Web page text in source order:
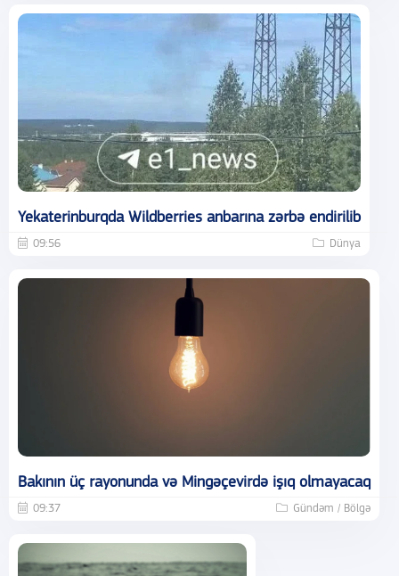
Yekaterinburqda Wildberries anbarına zərbə endirilib
09:56 Dünya
Bakının üç rayonunda və Mingəçevirdə işıq olmayacaq
09:37 Gündəm / Bölgə